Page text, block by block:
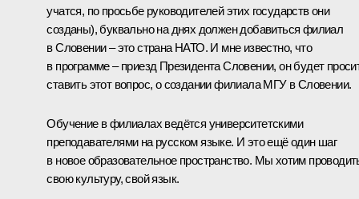
учатся, по просьбе руководителей этих государств они
созданы), буквально на днях должен добавиться филиал
в Словении – это страна НАТО. И мне известно, что
в программе – приезд Президента Словении, он будет
ставить этот вопрос, о создании филиала МГУ в Словении.
Обучение в филиалах ведётся университетскими
преподавателями на русском языке. И это ещё один шаг
в новое образовательное пространство. Мы хотим
свою культуру, свой язык.